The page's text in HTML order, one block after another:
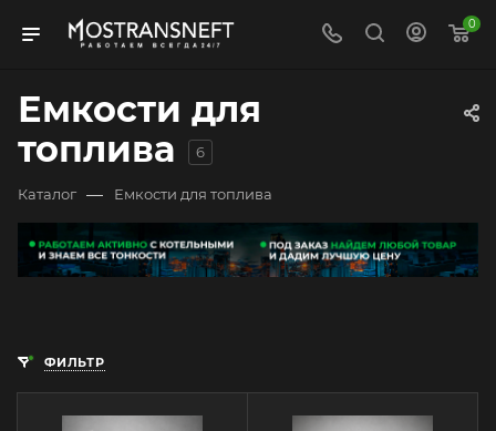
0
Емкости для
топлива
6
Каталог — Емкости для топлива
ФИЛЬТР